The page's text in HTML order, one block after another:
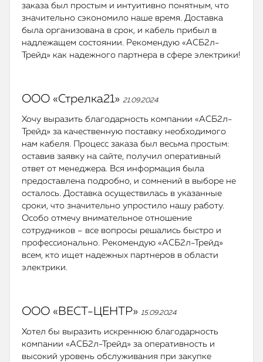
заказа был простым и интуитивно понятным, что
значительно сэкономило наше время. Доставка
была организована в срок, и кабель прибыл в
надлежащем состоянии. Рекомендую «АСБ2л-
Трейд» как надежного партнера в сфере электрики!
ООО «Стрелка21» 21.09.2024
Хочу выразить благодарность компании «АСБ2л-
Трейд» за качественную поставку необходимого
нам кабеля. Процесс заказа был весьма простым:
оставив заявку на сайте, получил оперативный
ответ от менеджера. Вся информация была
предоставлена подробно, и сомнений в выборе не
осталось. Доставка осуществилась в указанные
сроки, что значительно упростило нашу работу.
Особо отмечу внимательное отношение
сотрудников – все вопросы решались быстро и
профессионально. Рекомендую «АСБ2л-Трейд»
всем, кто ищет надежных партнеров в области
электрики.
ООО «ВЕСТ-ЦЕНТР» 15.09.2024
Хотел бы выразить искреннюю благодарность
компании «АСБ2л-Трейд» за оперативность и
высокий уровень обслуживания при закупке